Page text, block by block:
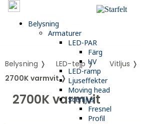
Belysning
Armaturer
LED-PAR
Färg
UV
LED-ramp
Ljuseffekter
Moving head
Scenljus
Fresnel
Profil
Belysning ❭ LED-tejp ❭
Vitljus ❭
2700K varmvit ❭
2700K varmvit